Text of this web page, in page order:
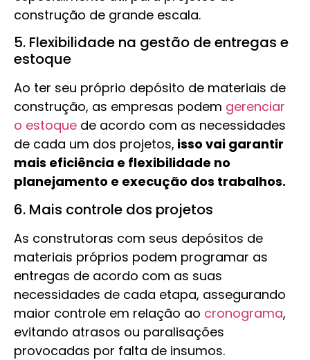
construção de grande escala.
5. Flexibilidade na gestão de entregas e
estoque
Ao ter seu próprio depósito de materiais de
construção, as empresas podem gerenciar
o estoque de acordo com as necessidades
de cada um dos projetos, isso vai garantir
mais eficiência e flexibilidade no
planejamento e execução dos trabalhos.
6. Mais controle dos projetos
As construtoras com seus depósitos de
materiais próprios podem programar as
entregas de acordo com as suas
necessidades de cada etapa, assegurando
maior controle em relação ao cronograma,
evitando atrasos ou paralisações
provocadas por falta de insumos.